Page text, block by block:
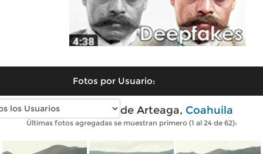
Fotos por Usuario:
Fotos modernas de Arteaga, Coahuila
Últimas fotos agregadas se muestran primero (1 al 24 de 62):